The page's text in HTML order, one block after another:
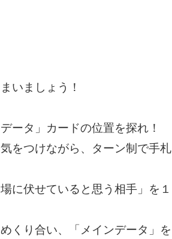
いましょう！
ータ」カードの位置を探れ！
をつけながら、ターン制で手札
に伏せていると思う相手」を１
くり合い、「メインデータ」を